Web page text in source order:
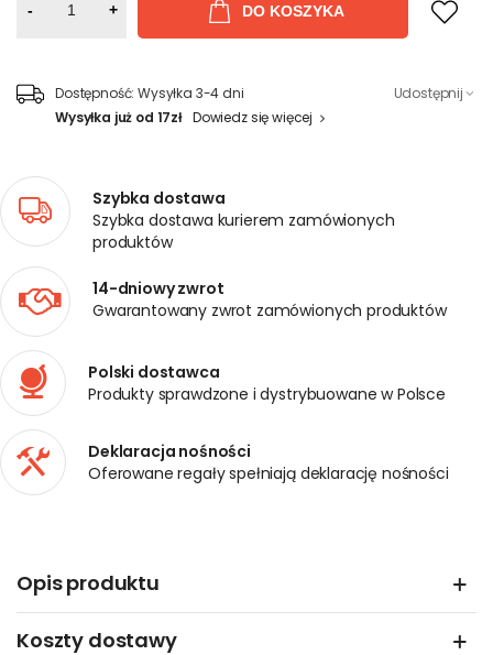
- + DO KOSZYKA
Dostępność: Wysyłka 3-4 dni
Wysyłka już od 17zł Dowiedz się więcej
Udostępnij
Szybka dostawa
Szybka dostawa kurierem zamówionych
produktów
14-dniowy zwrot
Gwarantowany zwrot zamówionych produktów
Polski dostawca
Produkty sprawdzone i dystrybuowane w Polsce
Deklaracja nośności
Oferowane regały spełniają deklarację nośności
Opis produktu
Koszty dostawy